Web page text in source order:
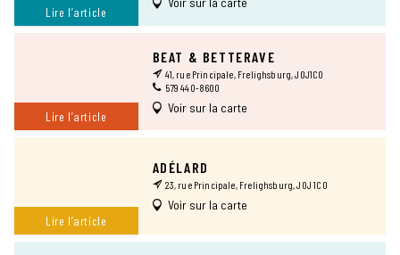
Lire l’article
Lire l’article
BEAT & BETTERAVE
41, rue Principale, Frelighsburg, J0J1C0
579 440-8600
Voir sur la carte
Lire l’article
ADÉLARD
23, rue Principale, Frelighsburg, J0J 1C0
Voir sur la carte